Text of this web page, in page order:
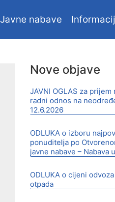
Javne nabave
Nove objave
JAVNI OGLAS za prijem
radni odnos na
12.6.2026
ODLUKA o izboru
ponuditelja po
javne nabave – Nabava
ODLUKA o cijeni
otpada